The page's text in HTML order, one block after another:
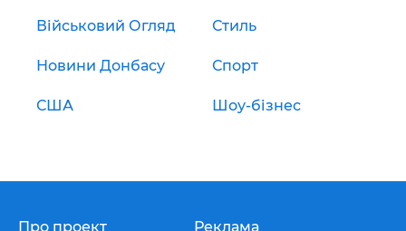
Військовий Огляд Стиль
Новини Донбасу Спорт
США Шоу-бізнес
Про проект Реклама